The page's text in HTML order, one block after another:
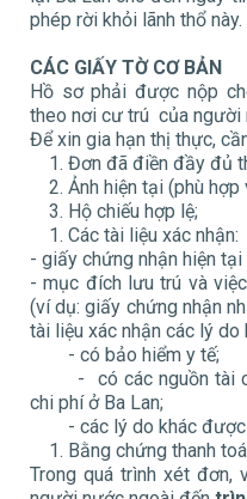
phép rời khỏi lãnh thổ này.
CÁC GIẤY TỜ CƠ BẢN
Hồ sơ phải được nộp
theo nơi cư trú của người
Để xin gia hạn thị thực,
Đơn đã điền đầy đủ
Ảnh hiện tại (phù hợp
Hộ chiếu hợp lệ;
Các tài liệu xác nhận:
- giấy chứng nhận hiện
- mục đích lưu trú và
(ví dụ: giấy chứng nhận
tài liệu xác nhận các lý do
- có bảo hiểm y tế;
- có các nguồn tài
chi phí ở Ba Lan;
- các lý do khác được
Bằng chứng thanh
Trong quá trình xét đơn,